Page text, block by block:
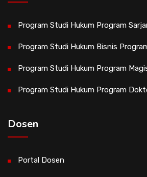
Program Studi Hukum Program
Program Studi Hukum Bisnis
Program Studi Hukum Program
Program Studi Hukum Program
Dosen
Portal Dosen